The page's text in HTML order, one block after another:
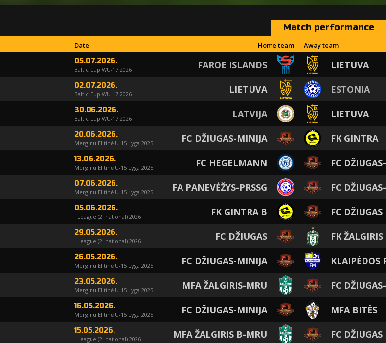
Match performance
Date Home team Away team
05.07.2026.
Baltic Cup WU-17 2026 FAROE ISLANDS LIETUVA
02.07.2026.
Baltic Cup WU-17 2026 LIETUVA ESTONIA
30.06.2026.
Baltic Cup WU-17 2026 LATVIJA LIETUVA
20.06.2026.
Merginu Elitinė U-15 Lyga 2025 FC DŽIUGAS-MINIJA FK GINTRA
13.06.2026.
Merginu Elitinė U-15 Lyga 2025 FC HEGELMANN FC
07.06.2026.
Merginu Elitinė U-15 Lyga 2025 FA PANEVĖŽYS-PRSSG FC
05.06.2026.
I League (2. national) 2026 FK GINTRA B FC DŽIUGAS
29.05.2026.
I League (2. national) 2026 FC DŽIUGAS FK ŽALGIRIS
26.05.2026.
Merginu Elitinė U-15 Lyga 2025 FC DŽIUGAS-MINIJA KLAIPĖDOS
23.05.2026.
Merginu Elitinė U-15 Lyga 2025 MFA ŽALGIRIS-MRU FC
16.05.2026.
Merginu Elitinė U-15 Lyga 2025 FC DŽIUGAS-MINIJA MFA BITĖS
15.05.2026.
I League (2. national) 2026 MFA ŽALGIRIS B-MRU FC DŽIUGAS